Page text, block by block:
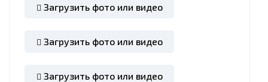
Загрузить фото или видео
Загрузить фото или видео
Загрузить фото или видео